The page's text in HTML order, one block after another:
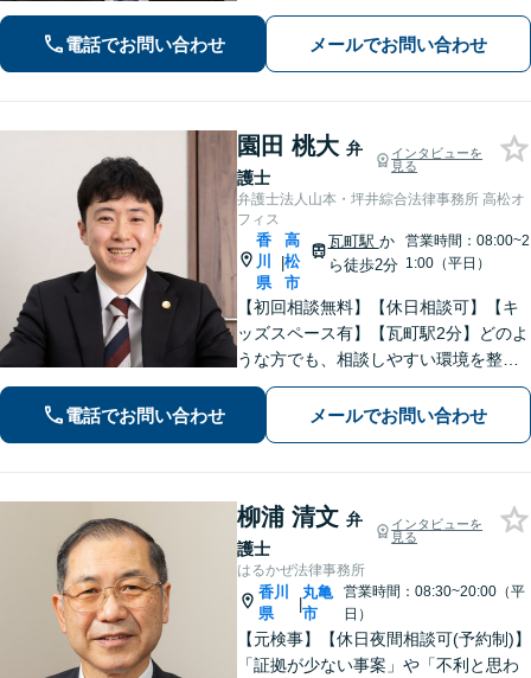
人として、誠心誠意ご対応します。お
気軽にご連絡ください。
電話でお問い合わせ メールでお問い合わせ
園田 桃大 弁
護士
インタビューを
見る
弁護士法人山本・坪井綜合法律事務所 高松オ
フィス
香
川
県
|
高
松
市
瓦町駅 か
ら徒歩2分
営業時間：08:00~2
1:00（平日）
【初回相談無料】【休日相談可】【キ
ッズスペース有】【瓦町駅2分】どのよ
うな方でも、相談しやすい環境を整え
ています。依頼者様に寄り添った対応
を心がけています。【離婚・男女問
題】DV被害へ積極的に対応。お気軽に
電話でお問い合わせ メールでお問い合わせ
柳浦 清文 弁
護士
インタビューを
見る
はるかぜ法律事務所
香川
県
|
丸亀
市
営業時間：08:30~20:00（平
日）
【元検事】【休日夜間相談可(予約制)】
「証拠が少ない事案」や「不利と思わ